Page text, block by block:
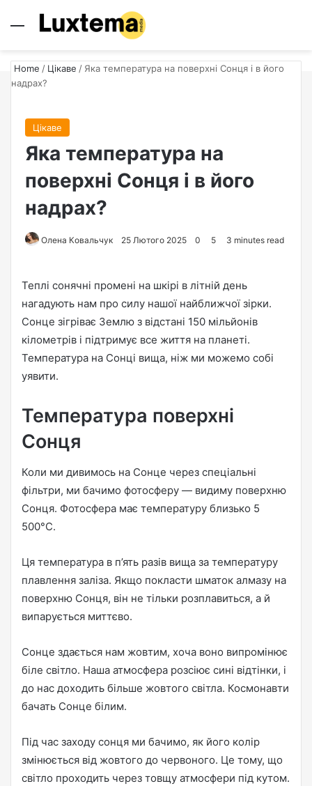
Menu
Home / Цікаве / Яка температура на поверхні Сонця і в його
надрах?
Цікаве
Яка температура на
поверхні Сонця і в його
надрах?
Олена Ковальчук
d
a
n
e
m
25 Лютого 2025 0 5 3 minutes read
Теплі сонячні промені на шкірі в літній день
нагадують нам про силу нашої найближчої зірки.
Сонце зігріває Землю з відстані 150 мільйонів
кілометрів і підтримує все життя на планеті.
Температура на Сонці вища, ніж ми можемо собі
уявити.
Температура поверхні
Сонця
Коли ми дивимось на Сонце через спеціальні
фільтри, ми бачимо фотосферу — видиму поверхню
Сонця. Фотосфера має температуру близько 5
500°C.
Ця температура в п’ять разів вища за температуру
плавлення заліза. Якщо покласти шматок алмазу на
поверхню Сонця, він не тільки розплавиться, а й
випарується миттєво.
Сонце здається нам жовтим, хоча воно випромінює
біле світло. Наша атмосфера розсіює сині відтінки, і
до нас доходить більше жовтого світла. Космонавти
бачать Сонце білим.
Під час заходу сонця ми бачимо, як його колір
змінюється від жовтого до червоного. Це тому, що
світло проходить через товщу атмосфери під кутом.